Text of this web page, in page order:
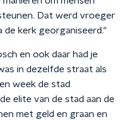
Dat werd vroeger
de kerk georganiseerd."
en ook daar had je
in dezelfde straat als
week de stad
elite van de stad aan de
met geld en graan en